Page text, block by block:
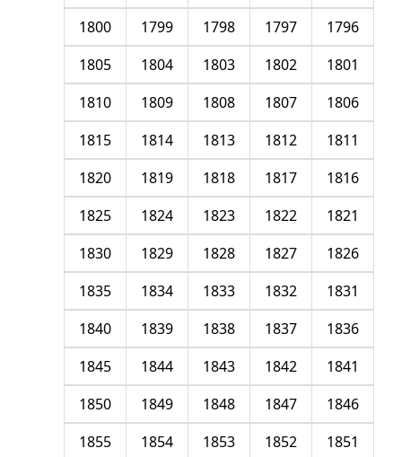
1796
1797
1798
1799
1800
1801
1802
1803
1804
1805
1806
1807
1808
1809
1810
1811
1812
1813
1814
1815
1816
1817
1818
1819
1820
1821
1822
1823
1824
1825
1826
1827
1828
1829
1830
1831
1832
1833
1834
1835
1836
1837
1838
1839
1840
1841
1842
1843
1844
1845
1846
1847
1848
1849
1850
1851
1852
1853
1854
1855